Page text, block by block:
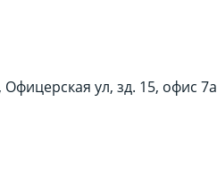
ул, зд. 15, офис 7а